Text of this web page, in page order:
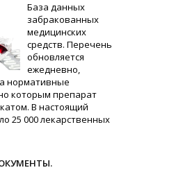
База данных
забракованных
медицинских
средств. Перечень
обновляется
ежедневно,
нормативные
которым препарат
В настоящий
25 000 лекарственных